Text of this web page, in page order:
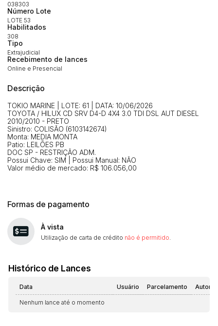
038303
Número Lote
LOTE 53
Habilitados
308
Tipo
Extrajudicial
Recebimento de lances
Online e Presencial
Descrição
TOKIO MARINE | LOTE: 61 | DATA: 10/06/2026
TOYOTA / HILUX CD SRV D4-D 4X4 3.0 TDI DSL AUT DIESEL
2010/2010 - PRETO
Sinistro: COLISÃO (6103142674)
Monta: MEDIA MONTA
Patio: LEILÕES PB
DOC SP - RESTRIÇÃO ADM.
Possui Chave: SIM | Possui Manual: NÃO
Valor médio de mercado: R$ 106.056,00
Formas de pagamento
À vista
Utilização de carta de crédito não é permitido
Histórico de Lances
Data Usuário Parcelamento
Nenhum lance até o momento
Clique aqui para fazer login